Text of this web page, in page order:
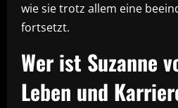
wie sie trotz allem eine
fortsetzt.
Wer ist Suzanne
Leben und